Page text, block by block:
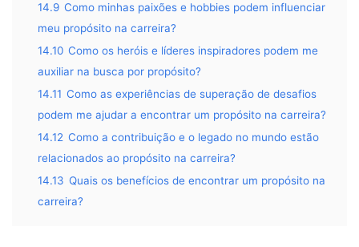
14.9 Como minhas paixões e hobbies podem influenciar
meu propósito na carreira?
14.10 Como os heróis e líderes inspiradores podem me
auxiliar na busca por propósito?
14.11 Como as experiências de superação de desafios
podem me ajudar a encontrar um propósito na carreira?
14.12 Como a contribuição e o legado no mundo estão
relacionados ao propósito na carreira?
14.13 Quais os benefícios de encontrar um propósito na
carreira?